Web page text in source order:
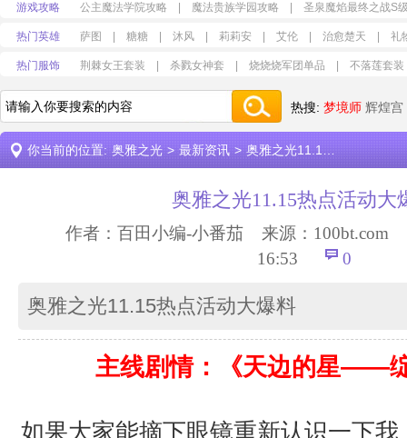
游戏攻略 公主魔法学院攻略 魔法贵族学园攻略 圣泉魔焰最终之战S
热门英雄 萨图 糖糖 沐风 莉莉安 艾伦 治愈楚天 礼
热门服饰 荆棘女王套装 杀戮女神套 烧烧烧军团单品 不落莲套装
热搜: 梦境师 辉煌宫
你当前的位置: 奥雅之光 > 最新资讯 > 奥雅之光11.15热点活动大爆料
奥雅之光11.15热点活动大
作者：百田小编-小番茄 来源： 100bt.com
16:53
0
奥雅之光11.15热点活动大爆料
主线剧情：《天边的星——
如果大家能摘下眼镜重新认识一下